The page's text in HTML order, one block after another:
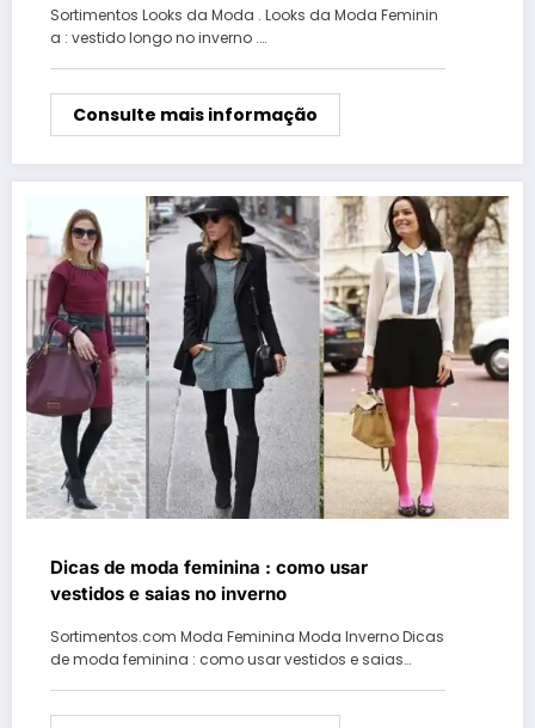
Sortimentos Looks da Moda . Looks da Moda Feminin
a : vestido longo no inverno .…
Consulte mais informação
Dicas de moda feminina : como usar
vestidos e saias no inverno
Sortimentos.com Moda Feminina Moda Inverno Dicas
de moda feminina : como usar vestidos e saias…